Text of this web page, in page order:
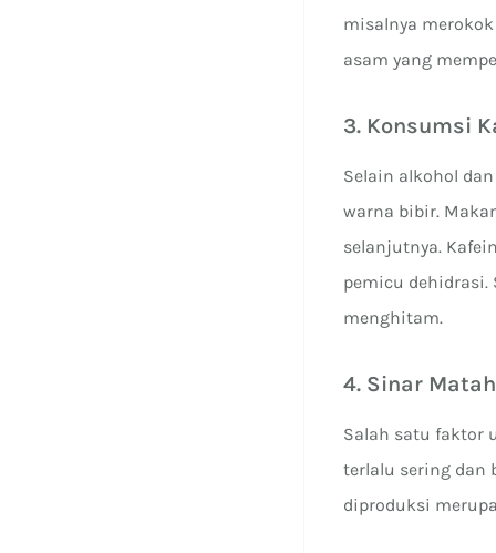
misalnya
asam yang
3. Konsumsi
Selain alkohol
warna bibir.
selanjutnya.
pemicu dehidrasi.
menghitam.
4. Sinar
Salah satu faktor
terlalu sering dan
diproduksi